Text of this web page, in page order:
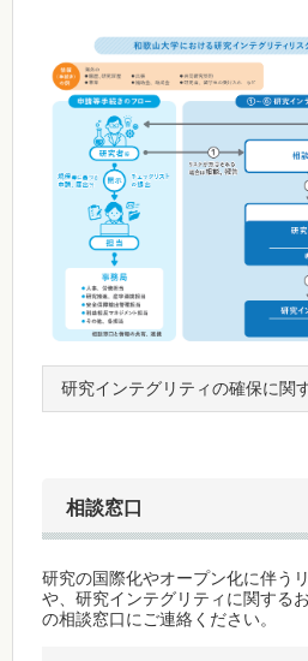
研究インテグリティの確保に関
相談窓口
研究の国際化やオープン化に伴う
や、研究インテグリティに関する
の相談窓口にご連絡ください。